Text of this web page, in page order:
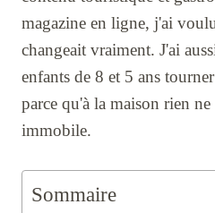
magazine en ligne, j'ai
changeait vraiment. J'ai
enfants de 8 et 5 ans
parce qu'à la maison rien
immobile.
Sommaire